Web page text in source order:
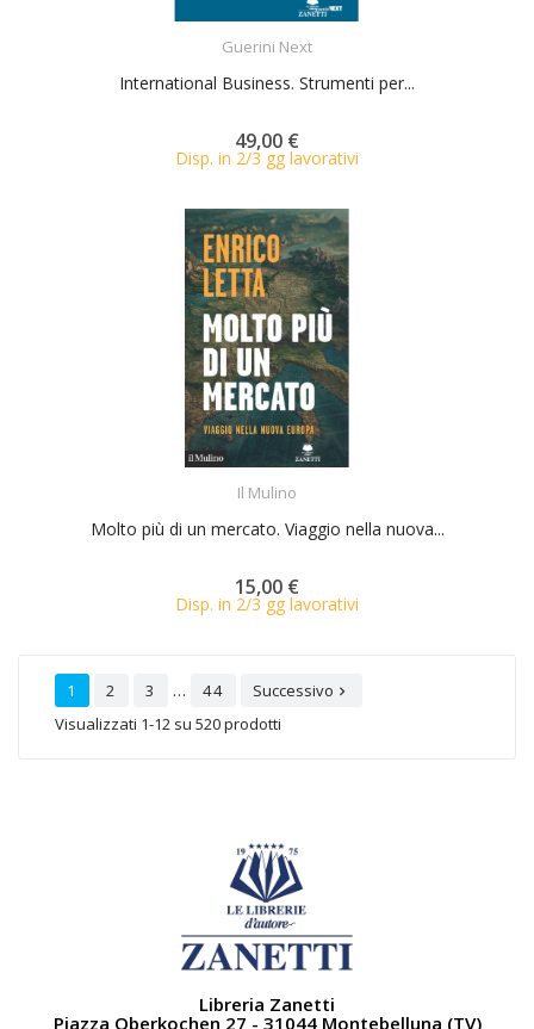
Guerini Next
International Business. Strumenti per...
49,00 €
Disp. in 2/3 gg lavorativi
Il Mulino
Molto più di un mercato. Viaggio nella nuova...
15,00 €
Disp. in 2/3 gg lavorativi
1 2 3 … 44 Successivo 
Visualizzati 1-12 su 520 prodotti
Libreria Zanetti
Piazza Oberkochen 27 - 31044 Montebelluna (TV)